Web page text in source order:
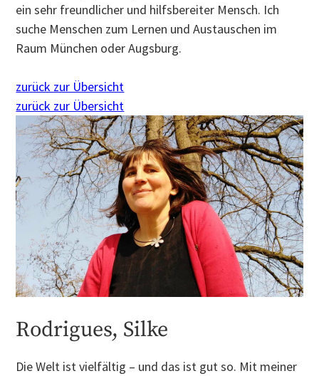
ein sehr freundlicher und hilfsbereiter Mensch. Ich
suche Menschen zum Lernen und Austauschen im
Raum München oder Augsburg.
zurück zur Übersicht
zurück zur Übersicht
Rodrigues, Silke
Die Welt ist vielfältig – und das ist gut so. Mit meiner